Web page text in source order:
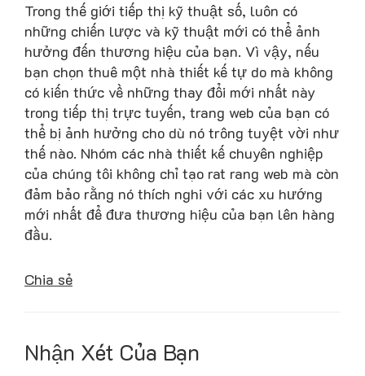
Trong thế giới tiếp thị kỹ thuật số, luôn có
những chiến lược và kỹ thuật mới có thể ảnh
hưởng đến thương hiệu của bạn. Vì vậy, nếu
bạn chọn thuê một nhà thiết kế tự do mà không
có kiến ​​thức về những thay đổi mới nhất này
trong tiếp thị trực tuyến, trang web của bạn có
thể bị ảnh hưởng cho dù nó trông tuyệt vời như
thế nào. Nhóm các nhà thiết kế chuyên nghiệp
của chúng tôi không chỉ tạo rat rang web mà còn
đảm bảo rằng nó thích nghi với các xu hướng
mới nhất để đưa thương hiệu của bạn lên hàng
đầu.
Chia sẻ
Nhận Xét Của Bạn